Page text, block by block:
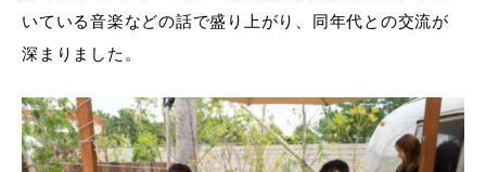
いている音楽などの話で盛り上がり、同年代との交流が
深まりました。